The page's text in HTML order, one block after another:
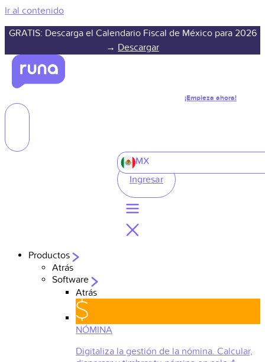
Ir al contenido
GRATIS: Descarga el Calendario Fiscal de México para 2026
→ Descargar
¡Empieza ahora!
MX
Ingresar
Productos
Atrás
Software
Atrás
NÓMINA
Digitaliza la gestión de la nómina. Calcular,